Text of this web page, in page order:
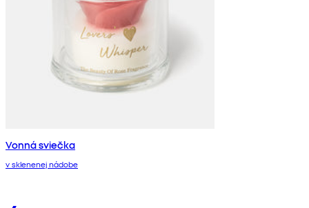
Vonná sviečka
v sklenenej nádobe